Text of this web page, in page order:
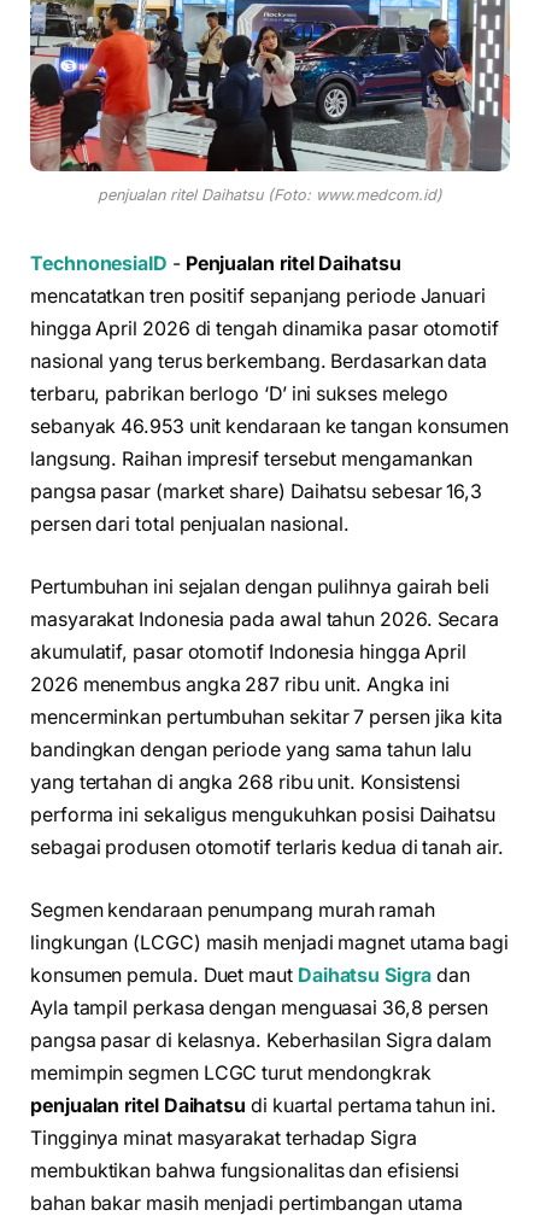
penjualan ritel Daihatsu (Foto: www.medcom.id)
TechnonesiaID - Penjualan ritel Daihatsu
mencatatkan tren positif sepanjang periode Januari
hingga April 2026 di tengah dinamika pasar otomotif
nasional yang terus berkembang. Berdasarkan data
terbaru, pabrikan berlogo ‘D’ ini sukses melego
sebanyak 46.953 unit kendaraan ke tangan konsumen
langsung. Raihan impresif tersebut mengamankan
pangsa pasar (market share) Daihatsu sebesar 16,3
persen dari total penjualan nasional.
Pertumbuhan ini sejalan dengan pulihnya gairah beli
masyarakat Indonesia pada awal tahun 2026. Secara
akumulatif, pasar otomotif Indonesia hingga April
2026 menembus angka 287 ribu unit. Angka ini
mencerminkan pertumbuhan sekitar 7 persen jika kita
bandingkan dengan periode yang sama tahun lalu
yang tertahan di angka 268 ribu unit. Konsistensi
performa ini sekaligus mengukuhkan posisi Daihatsu
sebagai produsen otomotif terlaris kedua di tanah air.
Segmen kendaraan penumpang murah ramah
lingkungan (LCGC) masih menjadi magnet utama bagi
konsumen pemula. Duet maut Daihatsu Sigradan
Ayla tampil perkasa dengan menguasai 36,8 persen
pangsa pasar di kelasnya. Keberhasilan Sigra dalam
memimpin segmen LCGC turut mendongkrak
penjualan ritel Daihatsu di kuartal pertama tahun ini.
Tingginya minat masyarakat terhadap Sigra
membuktikan bahwa fungsionalitas dan efisiensi
bahan bakar masih menjadi pertimbangan utama